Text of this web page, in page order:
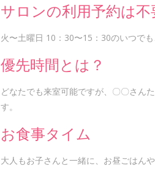
サロンの利用予約は不
火〜土曜日 10：30〜15：30のいつで
優先時間とは？
どなたでも来室可能ですが、〇〇さん
す。
お食事タイム
大人もお子さんと一緒に、お昼ごはん